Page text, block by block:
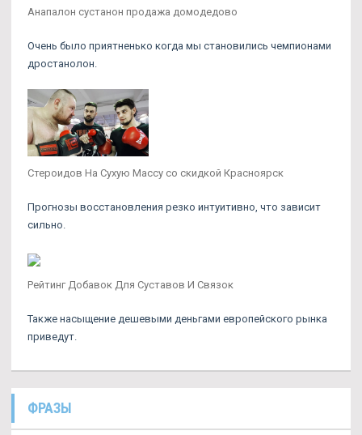
Анапалон сустанон продажа домодедово
Очень было приятненько когда мы становились чемпионами
дростанолон.
Стероидов На Сухую Массу со скидкой Красноярск
Прогнозы восстановления резко интуитивно, что зависит
сильно.
Рейтинг Добавок Для Суставов И Связок
Также насыщение дешевыми деньгами европейского рынка
приведут.
ФРАЗЫ